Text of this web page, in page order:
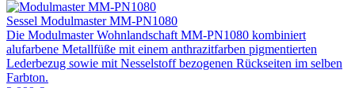
Sessel Modulmaster MM-PN1080
Die Modulmaster Wohnlandschaft MM-PN1080 kombiniert
alufarbene Metallfüße mit einem anthrazitfarben pigmentierten
Lederbezug sowie mit Nesselstoff bezogenen Rückseiten im selben
Farbton.